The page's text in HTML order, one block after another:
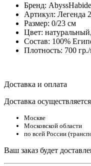
Бренд:
Артикул: Легенда
Размер: 0/23 см
Цвет:
Состав: 100%
Плотность: 700
Доставка и оплата
Доставка
Москве
Московской области
по всей России
Ваш заказ будет